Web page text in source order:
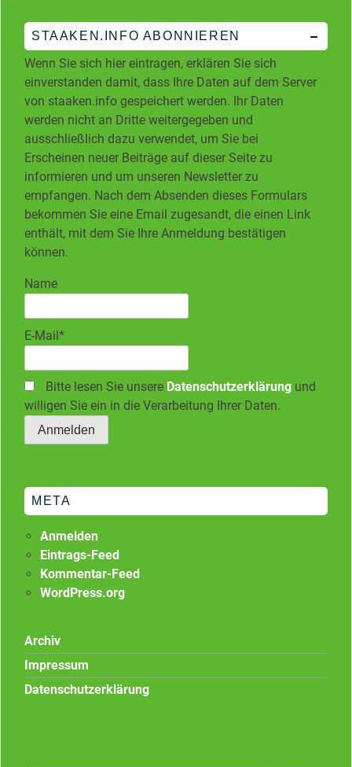
STAAKEN.INFO ABONNIEREN
Wenn Sie sich hier eintragen, erklären Sie sich
einverstanden damit, dass Ihre Daten auf dem Server
von staaken.info gespeichert werden. Ihr Daten
werden nicht an Dritte weitergegeben und
ausschließlich dazu verwendet, um Sie bei
Erscheinen neuer Beiträge auf dieser Seite zu
informieren und um unseren Newsletter zu
empfangen. Nach dem Absenden dieses Formulars
bekommen Sie eine Email zugesandt, die einen Link
enthält, mit dem Sie Ihre Anmeldung bestätigen
können.
Name
E-Mail*
Bitte lesen Sie unsere Datenschutzerklärung und
willigen Sie ein in die Verarbeitung Ihrer Daten.
META
Anmelden
Eintrags-Feed
Kommentar-Feed
WordPress.org
Archiv
Impressum
Datenschutzerklärung